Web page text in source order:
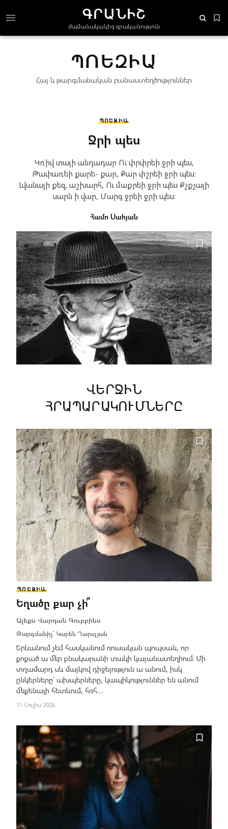
ԳՐԱՆԻՇ
ժամանակակից գրականություն
ՊՈԵԶԻԱ
Հայ և թարգմանական բանաստեղծություններ
ՊՈԵԶԻԱ
Ջրի պես
Կռիվ տայի անդադար Ու փրփրեի ջրի պես,
Թափառեի քարե- քար, Քար փշրեի ջրի պես:
Լվանայի քեզ, աշխարհ, Ու մաքրեի ջրի պես Քչքչայի
սարն ի վար, Մարգ ջրեի ջրի պես:
Համո Սահյան
ՎԵՐՋԻՆ
ՀՐԱՊԱՐԱԿՈՒՄՆԵՐԸ
ՊՈԵԶԻԱ
Եղածը քար չի՞
Ալեքս Վարդան Գուբբինս
Թարգմանիչ՝ Կարեն Ղարսլյան
Երևանում չեմ հասկանում ռուսական պոպսան, որ
քոքած ա մեր բնակարանի տակի կայանատեղիում։ Մի
տղամարդ սև մայկով դիջեյություն ա անում, իսկ
ընկերները՝ ախպերները, կապիկություններ են անում
մեքենայի հետևում, հռհ…
11 Հուլիս 2026